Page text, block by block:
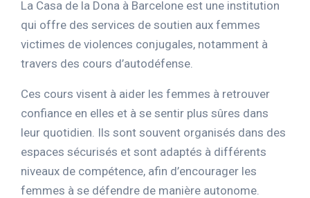
La Casa de la Dona à Barcelone est une institution
qui offre des services de soutien aux femmes
victimes de violences conjugales, notamment à
travers des cours d’autodéfense.
Ces cours visent à aider les femmes à retrouver
confiance en elles et à se sentir plus sûres dans
leur quotidien. Ils sont souvent organisés dans des
espaces sécurisés et sont adaptés à différents
niveaux de compétence, afin d’encourager les
femmes à se défendre de manière autonome.